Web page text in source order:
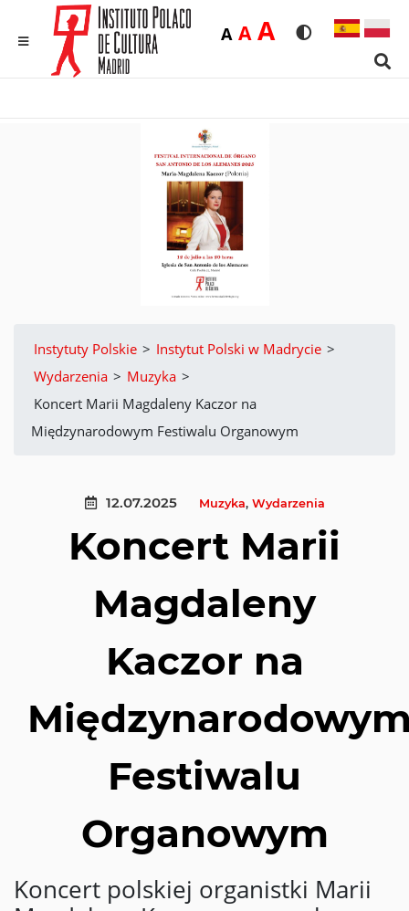
Rozmiar
ADomyślna
AŚrednia
ADużaWersja
Instytuty Polskie > Instytut Polski w Madrycie >
Wydarzenia > Muzyka >
Koncert Marii Magdaleny Kaczor na
Międzynarodowym Festiwalu Organowym
12.07.2025 Muzyka, Wydarzenia
Koncert Marii
Magdaleny
Kaczor na
Festiwalu
Organowym
Koncert polskiej organistki Marii